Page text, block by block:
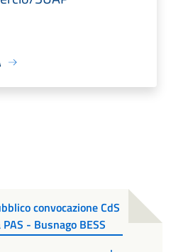
convocazione CdS
- Busnago BESS